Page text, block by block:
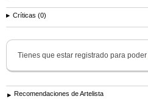
Críticas (0)
Tienes que estar registrado para poder
Recomendaciones de Artelista